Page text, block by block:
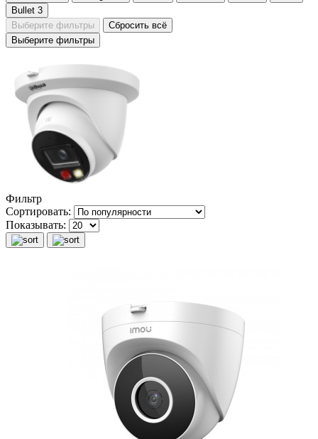
Bullet 3
Выберите фильтры
Сбросить всё
Выберите фильтры
Фильтр
Сортировать:
Показывать: